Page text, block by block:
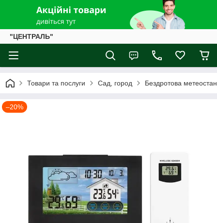
"ЦЕНТРАЛЬ"
Товари та послуги Сад, город Бездротова
–20%